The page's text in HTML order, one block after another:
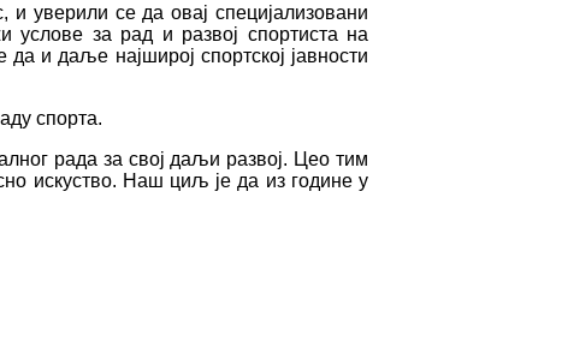
уверили се да овај специјализовани
услове за рад и развој спортиста на
и даље најширој спортској јавности
спорта.
рада за свој даљи развој. Цео тим
искуство. Наш циљ је да из године у